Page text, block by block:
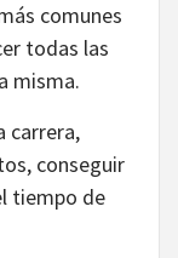
comunes
todas las
misma.
carrera,
conseguir
tiempo de